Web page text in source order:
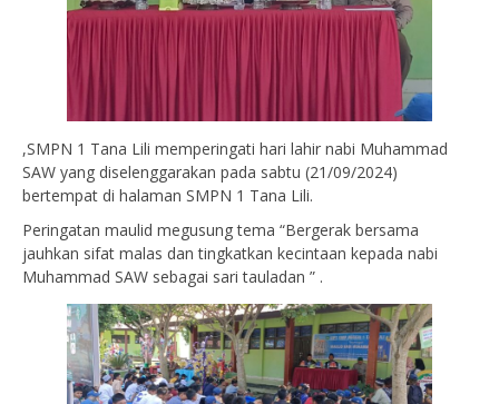
,SMPN 1 Tana Lili memperingati hari lahir nabi Muhammad
SAW yang diselenggarakan pada sabtu (21/09/2024)
bertempat di halaman SMPN 1 Tana Lili.
Peringatan maulid megusung tema “Bergerak bersama
jauhkan sifat malas dan tingkatkan kecintaan kepada nabi
Muhammad SAW sebagai sari tauladan ” .